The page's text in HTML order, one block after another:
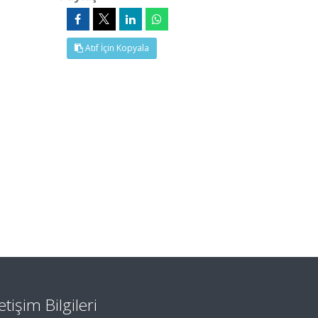
Atıf İçin Kopyala
Bilgileri